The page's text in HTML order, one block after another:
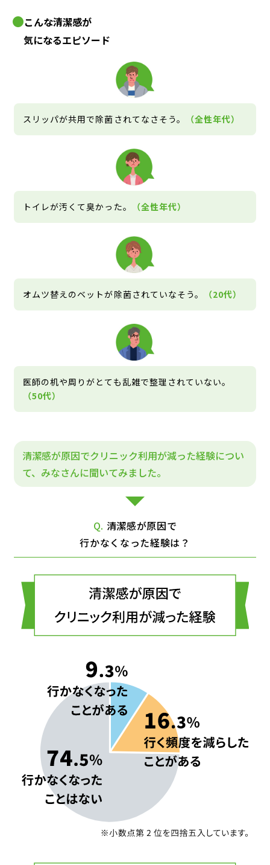
こんな清潔感が
気になるエピソード
スリッパが共用で除菌されてなさそう。 （全性年代）
トイレが汚くて臭かった。 （全性年代）
オムツ替えのベットが除菌されていなそう。 （20代）
医師の机や周りがとても乱雑で整理されていない。
（50代）
清潔感が原因でクリニック利用が減った経験につい
て、みなさんに聞いてみました。
Q. 清潔感が原因で
行かなくなった経験は？